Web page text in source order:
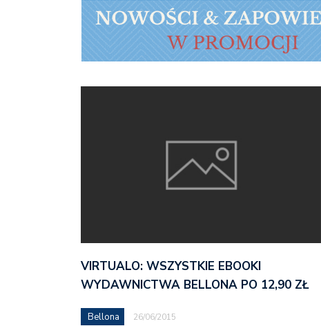
VIRTUALO: WSZYSTKIE EBOOKI
WYDAWNICTWA BELLONA PO 12,90 ZŁ
Bellona 26/06/2015